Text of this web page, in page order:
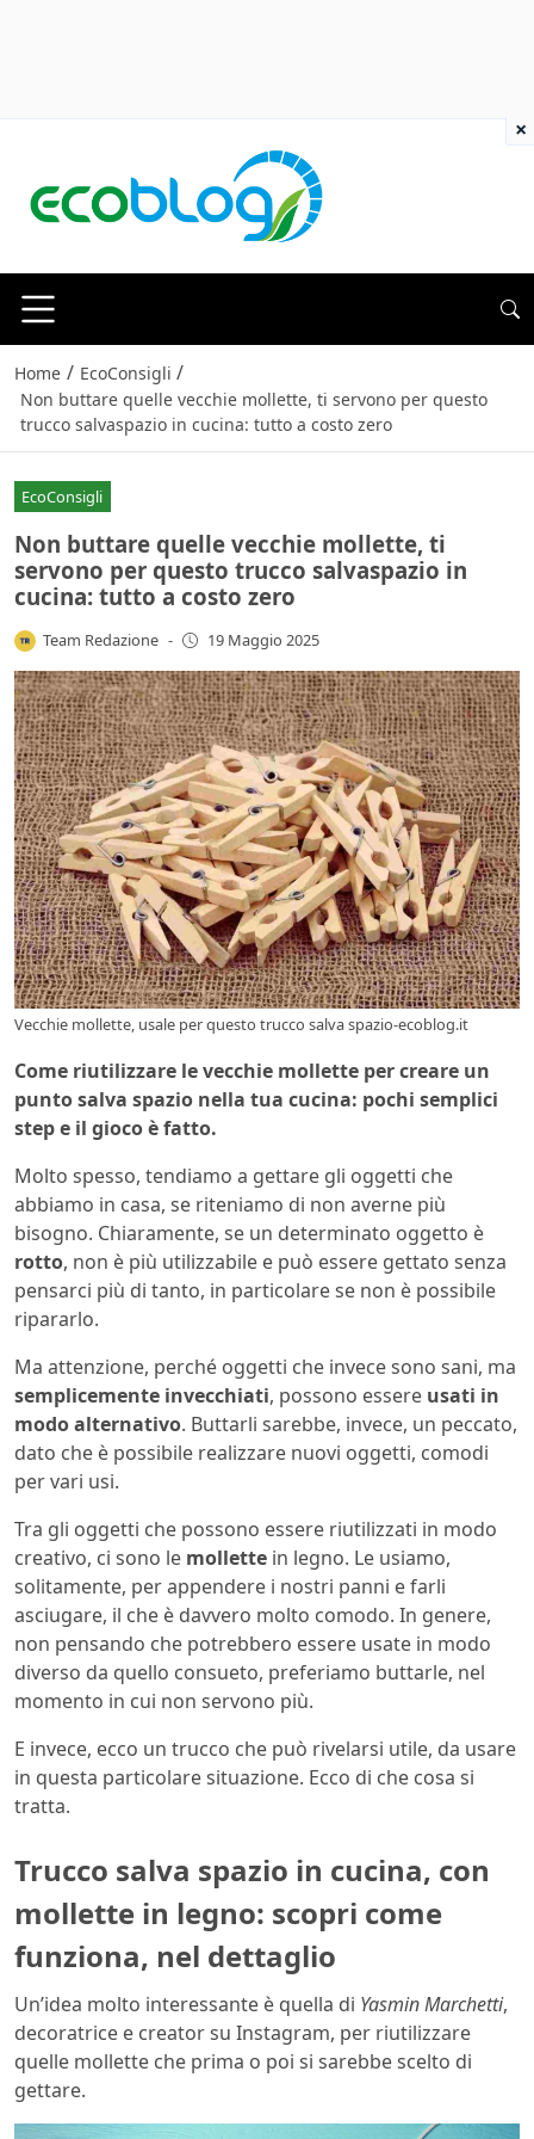
Home / EcoConsigli /
Non buttare quelle vecchie mollette, ti servono per questo
trucco salvaspazio in cucina: tutto a costo zero
EcoConsigli
Non buttare quelle vecchie mollette, ti
servono per questo trucco salvaspazio in
cucina: tutto a costo zero
Team Redazione - 19 Maggio 2025
Vecchie mollette, usale per questo trucco salva spazio-ecoblog.it
Come riutilizzare le vecchie mollette per creare un
punto salva spazio nella tua cucina: pochi semplici
step e il gioco è fatto.
Molto spesso, tendiamo a gettare gli oggetti che
abbiamo in casa, se riteniamo di non averne più
bisogno. Chiaramente, se un determinato oggetto è
rotto, non è più utilizzabile e può essere gettato senza
pensarci più di tanto, in particolare se non è possibile
ripararlo.
Ma attenzione, perché oggetti che invece sono sani, ma
semplicemente invecchiati, possono essere usati in
modo alternativo. Buttarli sarebbe, invece, un peccato,
dato che è possibile realizzare nuovi oggetti, comodi
per vari usi.
Tra gli oggetti che possono essere riutilizzati in modo
creativo, ci sono le mollette in legno. Le usiamo,
solitamente, per appendere i nostri panni e farli
asciugare, il che è davvero molto comodo. In genere,
non pensando che potrebbero essere usate in modo
diverso da quello consueto, preferiamo buttarle, nel
momento in cui non servono più.
E invece, ecco un trucco che può rivelarsi utile, da usare
in questa particolare situazione. Ecco di che cosa si
tratta.
Trucco salva spazio in cucina, con
mollette in legno: scopri come
funziona, nel dettaglio
Un’idea molto interessante è quella di Yasmin Marchetti,
decoratrice e creator su Instagram, per riutilizzare
quelle mollette che prima o poi si sarebbe scelto di
gettare.
×